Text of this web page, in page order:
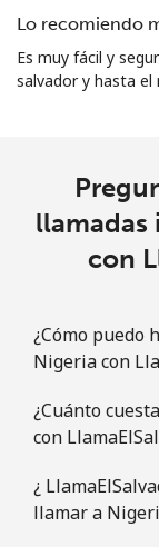
Línea fija
Lo recomiendo
Es muy fácil y
salvador y hasta el
llamadas
con
¿Cómo puedo
Nigeria con
¿Cuánto
con
¿
llamar a